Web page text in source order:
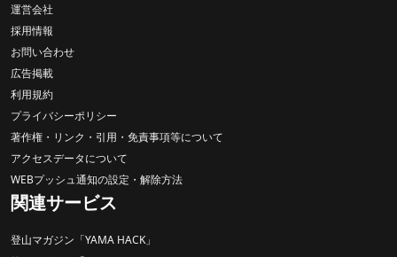
運営会社
採用情報
お問い合わせ
広告掲載
利用規約
プライバシーポリシー
著作権・リンク・引用・免責事項等について
アクセスデータについて
WEBプッシュ通知の設定・解除方法
関連サービス
登山マガジン「YAMA HACK」